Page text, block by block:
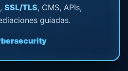
SSL/TLS, CMS, APIs,
guiadas.